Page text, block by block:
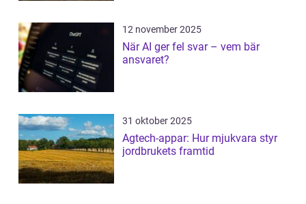
12 november 2025
När AI ger fel svar – vem bär
ansvaret?
31 oktober 2025
Agtech-appar: Hur mjukvara styr
jordbrukets framtid